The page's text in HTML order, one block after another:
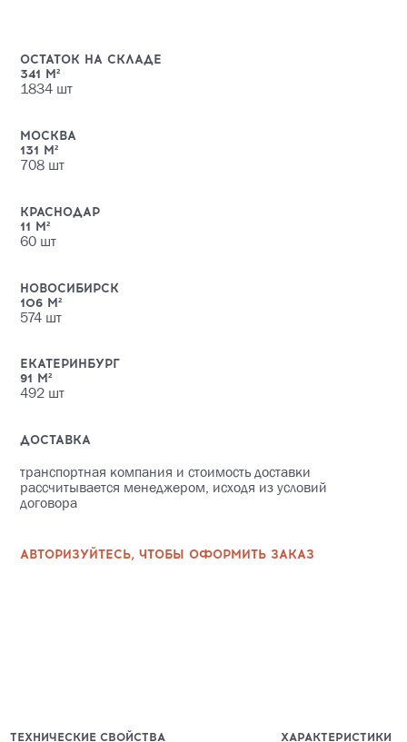
ОСТАТОК НА СКЛАДЕ
341 М²
1834шт
МОСКВА
131 М²
708шт
КРАСНОДАР
11 М²
60шт
НОВОСИБИРСК
106 М²
574шт
ЕКАТЕРИНБУРГ
91 М²
492шт
ДОСТАВКА
транспортная компания и стоимость доставки
рассчитывается менеджером, исходя из условий
договора
АВТОРИЗУЙТЕСЬ, ЧТОБЫ ОФОРМИТЬ ЗАКАЗ
ТЕХНИЧЕСКИЕ СВОЙСТВА ХАРАКТЕРИСТИКИ